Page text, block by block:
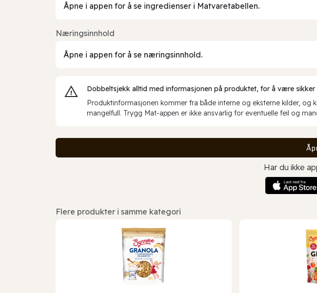
Åpne i appen for å se ingredienser i Matvaretabellen.
Næringsinnhold
Åpne i appen for å se næringsinnhold.
Dobbeltsjekk alltid med informasjonen på produktet, for å være sikker
Produktinformasjonen kommer fra både interne og eksterne kilder,
mangelfull. Trygg Mat-appen er ikke ansvarlig for eventuelle feil og
Har du ikke
Flere produkter i samme kategori